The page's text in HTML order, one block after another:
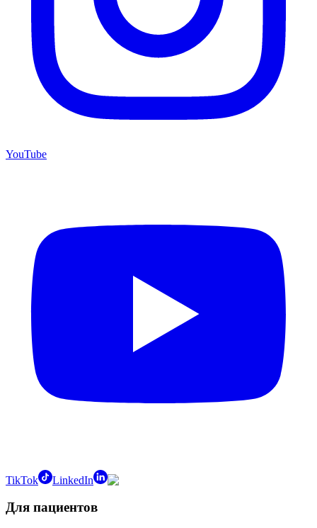
YouTube
TikTok LinkedIn
Для пациентов